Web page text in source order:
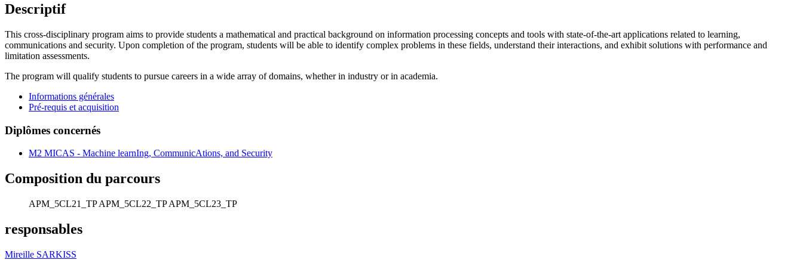
Descriptif
This cross-disciplinary program aims to provide students a mathematical and practical background on information processing concepts and tools with state-of-the-art applications related to learning,
communications and security. Upon completion of the program, students will be able to identify complex problems in these fields, understand their interactions, and exhibit solutions with performance and
limitation assessments.
The program will qualify students to pursue careers in a wide array of domains, whether in industry or in academia.
Informations générales
Pré-requis et acquisition
Diplômes concernés
M2 MICAS - Machine learnIng, CommunicAtions, and Security
Composition du parcours
APM_5CL21_TP APM_5CL22_TP APM_5CL23_TP
responsables
Mireille SARKISS